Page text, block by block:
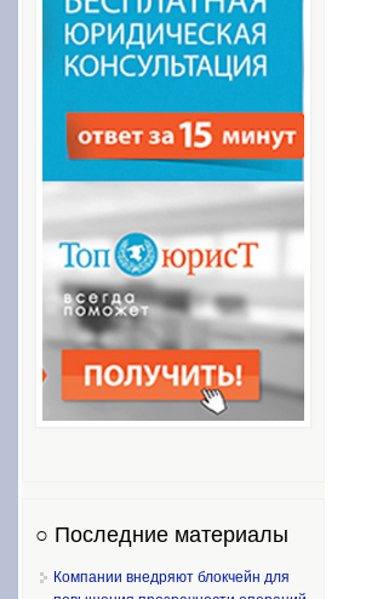
○ Последние материалы
Компании внедряют блокчейн для